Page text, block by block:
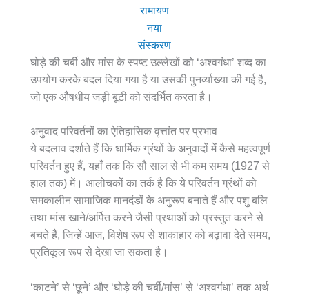
रामायण
नया
संस्करण
घोड़े की चर्बी और मांस के स्पष्ट उल्लेखों को ‘अश्वगंधा’ शब्द का
उपयोग करके बदल दिया गया है या उसकी पुनर्व्याख्या की गई है,
जो एक औषधीय जड़ी बूटी को संदर्भित करता है।
अनुवाद परिवर्तनों का ऐतिहासिक वृत्तांत पर प्रभाव
ये बदलाव दर्शाते हैं कि धार्मिक ग्रंथों के अनुवादों में कैसे महत्वपूर्ण
परिवर्तन हुए हैं, यहाँ तक कि सौ साल से भी कम समय (1927 से
हाल तक) में। आलोचकों का तर्क है कि ये परिवर्तन ग्रंथों को
समकालीन सामाजिक मानदंडों के अनुरूप बनाते हैं और पशु बलि
तथा मांस खाने/अर्पित करने जैसी प्रथाओं को प्रस्तुत करने से
बचते हैं, जिन्हें आज, विशेष रूप से शाकाहार को बढ़ावा देते समय,
प्रतिकूल रूप से देखा जा सकता है।
‘काटने’ से ‘छूने’ और ‘घोड़े की चर्बी/मांस’ से ‘अश्वगंधा’ तक अर्थ